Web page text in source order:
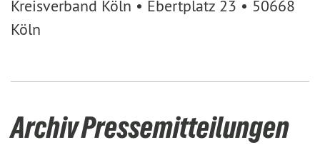
Kreisverband Köln • Ebertplatz 23 • 50668
Köln
Archiv Pressemitteilungen